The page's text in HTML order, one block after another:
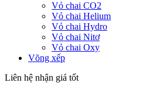
Vỏ chai CO2
Vỏ chai Helium
Vỏ chai Hydro
Vỏ chai Nitơ
Vỏ chai Oxy
Võng xếp
Liên hệ nhận giá tốt